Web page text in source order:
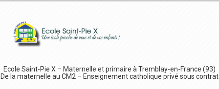
Ecole Saint-Pie X – Maternelle et primaire à Tremblay-en-France (93)
De la maternelle au CM2 – Enseignement catholique privé sous contrat